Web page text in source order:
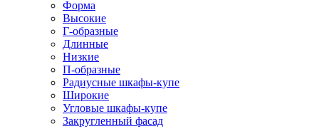
Форма
Высокие
Г-образные
Длинные
Низкие
П-образные
Радиусные шкафы-купе
Широкие
Угловые шкафы-купе
Закругленный фасад